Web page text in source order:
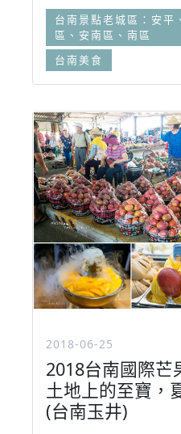
台南景點老城區：安平
區、安南區、南區
台南美食
2018-06-25
2018台南國際芒
土地上的至寶，
(台南玉井)